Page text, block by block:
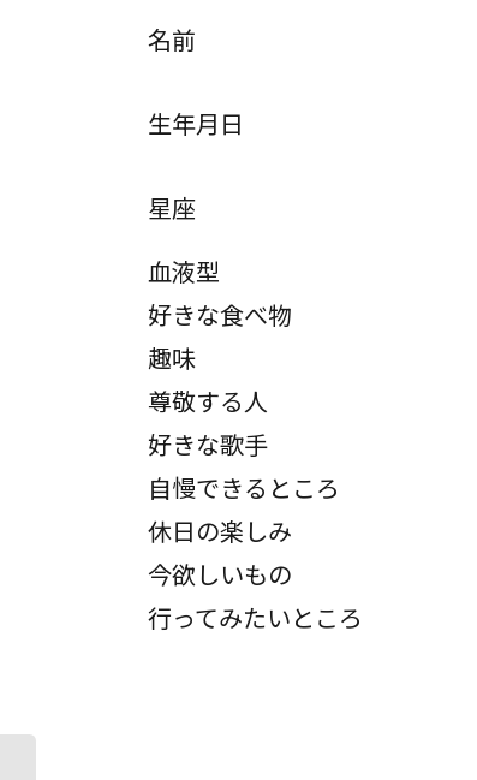
名前
生年月日
星座
血液型
好きな食べ物
趣味
尊敬する人
好きな歌手
自慢できるところ
休日の楽しみ
今欲しいもの
行ってみたいところ